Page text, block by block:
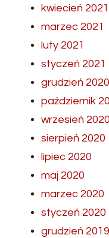
kwiecień 2021
marzec 2021
luty 2021
styczeń 2021
grudzień 2020
październik
wrzesień 2020
sierpień 2020
lipiec 2020
maj 2020
marzec 2020
styczeń 2020
grudzień 2019